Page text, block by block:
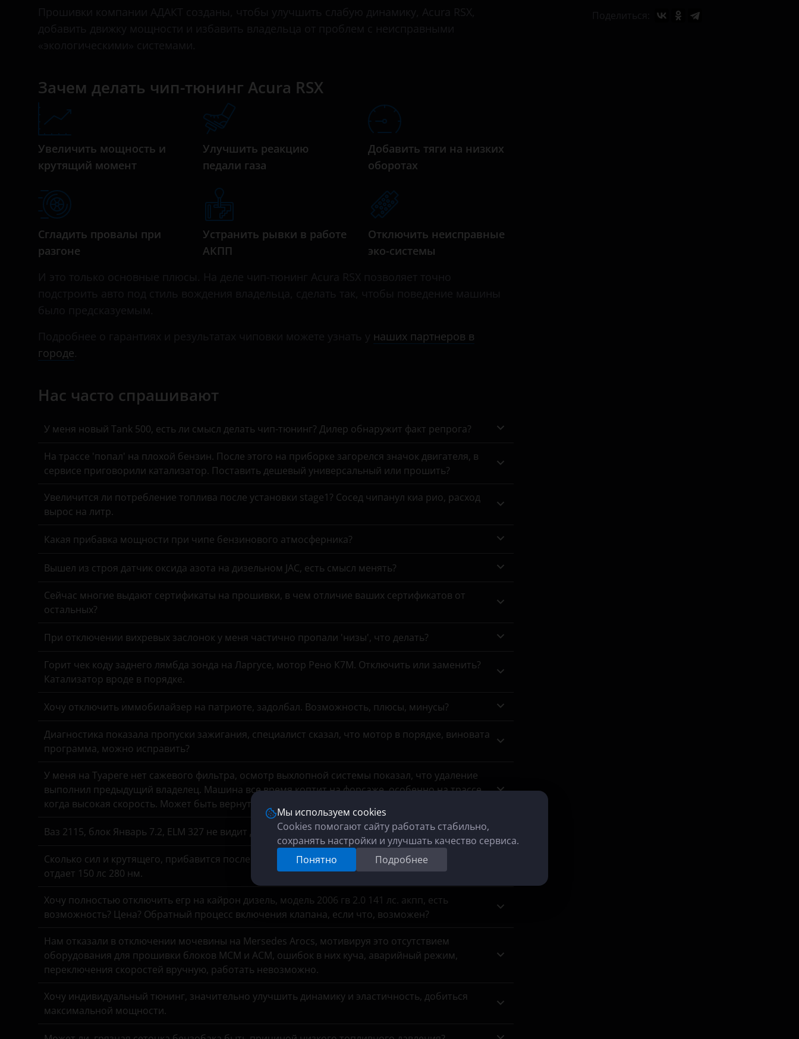
Мы используем cookies
Cookies помогают сайту работать стабильно,
сохранять настройки и улучшать качество сервиса.
Понятно
Подробнее
BYD
Chery
Chrysler
Daewoo
FAW
GAC
Genesis
Great Wall (GWM)
Honda
Infiniti
Jaguar
Jeep
Kaiyi
Lexus
Luxgen
Mazda
Mercedes
Mitsubishi
Nissan
RSX
TSX
Зачем делать чип-тюнинг Acura RSX
Увеличить мощность и
крутящий момент
Улучшить реакцию
педали газа
Добавить тяги на низких
оборотах
Сгладить провалы при
разгоне
Устранить рывки в работе
АКПП
Отключить неисправные
эко-системы
наших партнеров в
городе
Нас часто спрашивают
У меня новый Tank 500, есть ли смысл делать чип-тюнинг? Дилер обнаружит факт репрога?
На трассе 'попал' на плохой бензин. После этого на приборке загорелся значок двигателя, в
сервисе приговорили катализатор. Поставить дешевый универсальный или прошить?
Увеличится ли потребление топлива после установки stage1? Сосед чипанул киа рио, расход
вырос на литр.
Какая прибавка мощности при чипе бензинового атмосферника?
Вышел из строя датчик оксида азота на дизельном JAC, есть смысл менять?
Сейчас многие выдают сертификаты на прошивки, в чем отличие ваших сертификатов от
остальных?
При отключении вихревых заслонок у меня частично пропали 'низы', что делать?
Горит чек коду заднего лямбда зонда на Ларгусе, мотор Рено К7М. Отключить или заменить?
Катализатор вроде в порядке.
Хочу отключить иммобилайзер на патриоте, задолбал. Возможность, плюсы, минусы?
Диагностика показала пропуски зажигания, специалист сказал, что мотор в порядке, виновата
программа, можно исправить?
У меня на Туареге нет сажевого фильтра, осмотр выхлопной системы показал, что удаление
выполнил предыдущий владелец. Машина все время коптит на форсаже, особенно на трассе,
когда высокая скорость. Может быть вернуть сажевый на место?
Ваз 2115, блок Январь 7.2, ELM 327 не видит данных с датчиков кислорода, хотяонина месте.
Сколько сил и крутящего, прибавится после чипа Haval 1.5 т? На заводской программе он
отдает 150 лс 280 нм.
Хочу полностью отключить егр на кайрон дизель, модель 2006 гв 2.0 141 лс. акпп, есть
возможность? Цена? Обратный процесс включения клапана, если что, возможен?
Нам отказали в отключении мочевины на Mersedes Arocs, мотивируя это отсутствием
оборудования для прошивки блоков MCM и ACM, ошибок в них куча, аварийный режим,
переключения скоростей вручную, работать невозможно.
Хочу индивидуальный тюнинг, значительно улучшить динамику и эластичность, добиться
максимальной мощности.